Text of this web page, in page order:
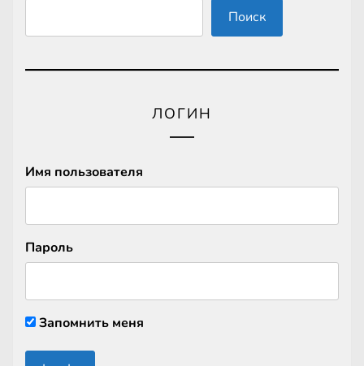
Поиск
ЛОГИН
Имя пользователя
Пароль
Запомнить меня